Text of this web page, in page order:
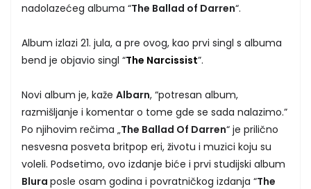
nadolazećeg albuma “The Ballad of Darren“.
Album izlazi 21. jula, a pre ovog, kao prvi singl s albuma
bend je objavio singl “The Narcissist”.
Novi album je, kaže Albarn, “potresan album,
razmišljanje i komentar o tome gde se sada nalazimo.”
Po njihovim rečima „The Ballad Of Darren“ je prilično
nesvesna posveta britpop eri, životu i muzici koju su
voleli. Podsetimo, ovo izdanje biće i prvi studijski album
Blura posle osam godina i povratničkog izdanja “The